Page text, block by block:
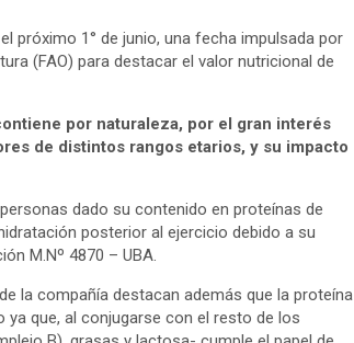
próximo 1° de junio, una fecha impulsada por
(FAO) para destacar el valor nutricional de
por naturaleza, por el gran interés
de distintos rangos etarios, y su impacto
dado su contenido en proteínas de
posterior al ejercicio debido a su
M.Nº 4870 – UBA.
la compañía destacan además que la proteína
que, al conjugarse con el resto de los